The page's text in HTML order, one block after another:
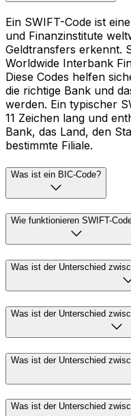
Ein SWIFT-Code ist
und Finanzinstitute
Geldtransfers erkennt.
Worldwide Interbank
Diese Codes helfen
die richtige Bank und
werden. Ein typischer
11 Zeichen lang und
Bank, das Land, den
bestimmte Filiale.
Was ist ein BIC-Code?
Wie funktionieren SWIFT-
Was ist der Unterschied
Was ist der Unterschied
Was ist der Unterschied
Was ist der Unterschied